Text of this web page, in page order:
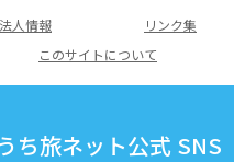
法人情報
リンク集
このサイトについて
ち旅ネット公式 SNS